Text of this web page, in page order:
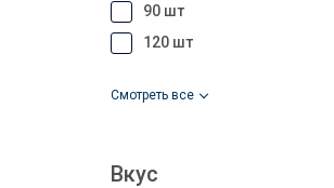
90 шт
120 шт
Смотреть все
Вкус